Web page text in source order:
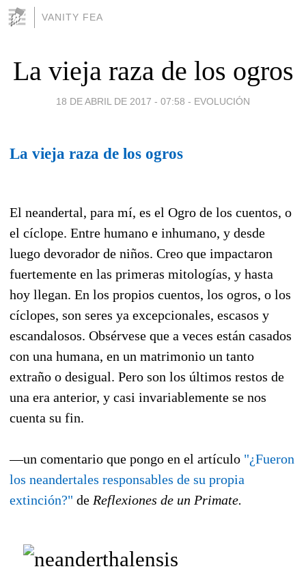
VANITY FEA
La vieja raza de los ogros
18 DE ABRIL DE 2017 - 07:58 - EVOLUCIÓN
La vieja raza de los ogros
El neandertal, para mí, es el Ogro de los cuentos, o
el cíclope. Entre humano e inhumano, y desde
luego devorador de niños. Creo que impactaron
fuertemente en las primeras mitologías, y hasta
hoy llegan. En los propios cuentos, los ogros, o los
cíclopes, son seres ya excepcionales, escasos y
escandalosos. Obsérvese que a veces están casados
con una humana, en un matrimonio un tanto
extraño o desigual. Pero son los últimos restos de
una era anterior, y casi invariablemente se nos
cuenta su fin.
—un comentario que pongo en el artículo "¿Fueron
los neandertales responsables de su propia
extinción?" de Reflexiones de un Primate.